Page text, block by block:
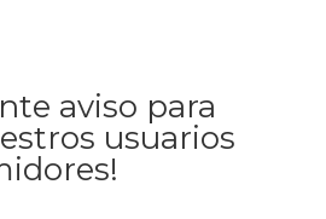
aviso para
usuarios